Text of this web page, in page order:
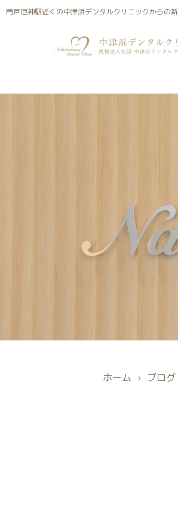
門戸厄神駅近くの中津浜デンタルクリ
門戸厄神駅近くの中津浜デンタルクリニックからの新
ホーム › ブログ